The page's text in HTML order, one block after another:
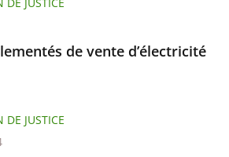
de vente d’électricité
DE JUSTICE
DE JUSTICE